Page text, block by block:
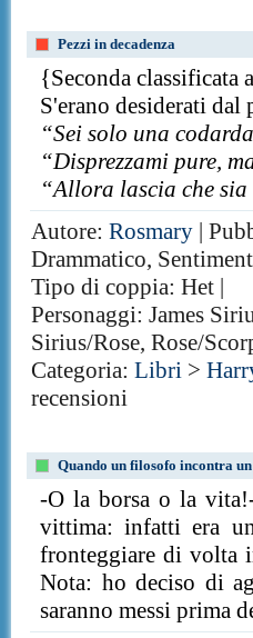
Pezzi in decadenza
{Seconda classificata
S'erano desiderati
“Sei solo una
“Disprezzami pure,
“Allora lascia che
Autore:Rosmary |
Drammatico,
Tipo di coppia: Het |
Personaggi: James
Sirius/Rose, Rose/
Categoria:Libri >
recensioni
Quando un filosofo incontra
-O la borsa o la
vittima: infatti era
fronteggiare di volta
Nota: ho deciso di
saranno messi prima